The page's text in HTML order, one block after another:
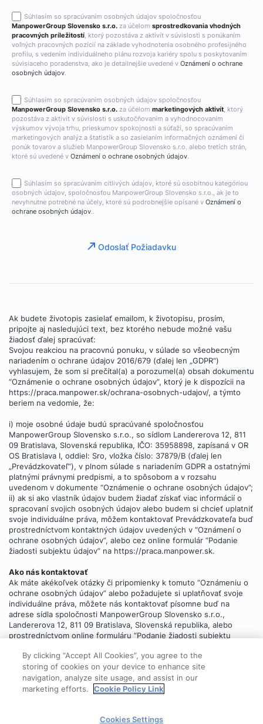
Súhlasím so spracúvaním osobných údajov spoločnosťou
ManpowerGroup Slovensko s.r.o. za účelom sprostredkovania vhodných
pracovných príležitostí, ktorý pozostáva z aktivít v súvislosti s ponúkaním
voľných pracovných pozícií na základe vyhodnotenia osobného profesijného
profilu, s vedením individuálneho plánu rozvoja kariéry spolu s poskytovaním
súvisiaceho poradenstva, ako je detailnejšie uvedené v Oznámení o ochrane
osobných údajov.
Súhlasím so spracúvaním osobných údajov spoločnosťou
ManpowerGroup Slovensko s.r.o. za účelom marketingových aktivít, ktorý
pozostáva z aktivít v súvislosti s uskutočňovaním a vyhodnocovaním
výskumov vývoja trhu, prieskumov spokojnosti a súťaží, so spracúvaním
marketingových analýz a štatistík a so zasielaním informačných oznámení či
ponúk tovarov a služieb ManpowerGroup Slovensko s.r.o. alebo tretích strán,
ktoré sú uvedené v Oznámení o ochrane osobných údajov.
Súhlasím so spracúvaním citlivých údajov, ktoré sú osobitnou kategóriou
osobných údajov, spoločnosťou ManpowerGroup Slovensko s.r.o., ak je to
nevyhnutne potrebné na účely, ktoré sú podrobnejšie opísané v Oznámení o
ochrane osobných údajov..
Odoslať Požiadavku
Ak budete životopis zasielať emailom, k životopisu, prosím,
pripojte aj nasledujúci text, bez ktorého nebude možné vašu
žiadosť ďalej spracúvať:
Svojou reakciou na pracovnú ponuku, v súlade so všeobecným
nariadením o ochrane údajov 2016/679 (ďalej len „GDPR“)
vyhlasujem, že som si prečítal(a) a porozumel(a) obsah dokumentu
“Oznámenie o ochrane osobných údajov”, ktorý je k dispozícii na
https://praca.manpower.sk/ochrana-osobnych-udajov/, a týmto
beriem na vedomie, že:
i) moje osobné údaje budú spracúvané spoločnosťou
ManpowerGroup Slovensko s.r.o., so sídlom Landererova 12, 811
09 Bratislava, Slovenská republika, IČO: 35958898, zapísaná v OR
OS Bratislava I, oddiel: Sro, vložka číslo: 37879/B (ďalej len
„Prevádzkovateľ“), v plnom súlade s nariadením GDPR a ostatnými
platnými právnymi predpismi, a to spôsobom a v rozsahu
uvedenom v dokumente “Oznámenie o ochrane osobných údajov”;
ii) ak si ako vlastník údajov budem žiadať získať viac informácií o
spracovaní svojich osobných údajov alebo budem si chcieť uplatniť
svoje individuálne práva, môžem kontaktovať Prevádzkovateľa buď
prostredníctvom kontaktných údajov uvedených v “Oznámení o
ochrane osobných údajov”, alebo cez online formulár “Podanie
žiadosti subjektu údajov” na https://praca.manpower.sk.
Ako nás kontaktovať
Ak máte akékoľvek otázky či pripomienky k tomuto “Oznámeniu o
ochrane osobných údajov” alebo požadujete si uplatňovať svoje
individuálne práva, môžete nás kontaktovať písomne buď na
adrese sídla spoločnosti ManpowerGroup Slovensko s.r.o.,
Landererova 12, 811 09 Bratislava, Slovenská republika, alebo
prostredníctvom online formuláru “Podanie žiadosti subjektu
By clicking “Accept All Cookies”, you agree to the
storing of cookies on your device to enhance site
navigation, analyze site usage, and assist in our
marketing efforts.
Cookie Policy Link
Cookies Settings